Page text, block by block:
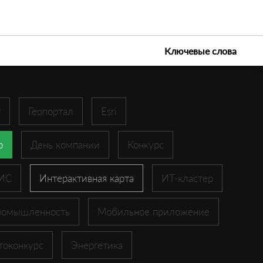
Ключевые слова
Геопортал Esri
День компании Конкурс
Интерактивная карта ИТ-кластер
Мобильное приложение
Энергетика